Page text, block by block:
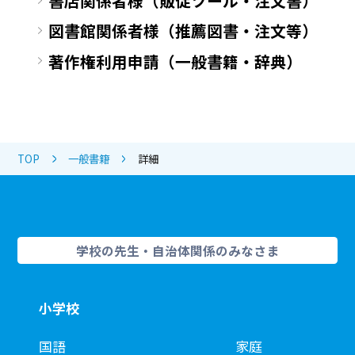
図書館関係者様（推薦図書・注文等）
著作権利用申請（一般書籍・辞典）
TOP 一般書籍 詳細
学校の先生・自治体関係のみなさま
小学校
国語
家庭